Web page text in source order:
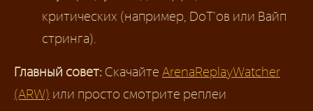
критических (например, DoT’ов или Вайп
стринга).
Главный совет: Скачайте ArenaReplayWatcher
(ARW) или просто смотрите реплеи